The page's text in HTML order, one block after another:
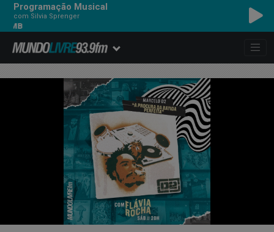
Programação Musical
com Silvia Sprenger